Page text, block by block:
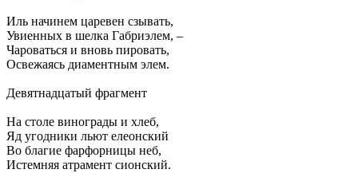
Иль начинем царевен сзывать,
Увиенных в шелка Габриэлем, –
Чароваться и вновь пировать,
Освежаясь диаментным элем.
Девятнадцатый фрагмент
На столе винограды и хлеб,
Яд угодники льют елеонский
Во благие фарфорницы неб,
Истемняя атрамент сионский.